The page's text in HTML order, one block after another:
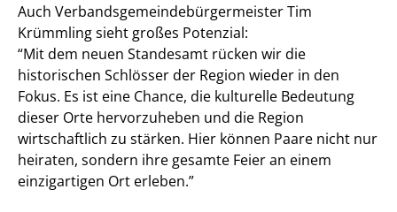
Auch Verbandsgemeindebürgermeister Tim
Krümmling sieht großes Potenzial:
“Mit dem neuen Standesamt rücken wir die
historischen Schlösser der Region wieder in den
Fokus. Es ist eine Chance, die kulturelle Bedeutung
dieser Orte hervorzuheben und die Region
wirtschaftlich zu stärken. Hier können Paare nicht nur
heiraten, sondern ihre gesamte Feier an einem
einzigartigen Ort erleben.”